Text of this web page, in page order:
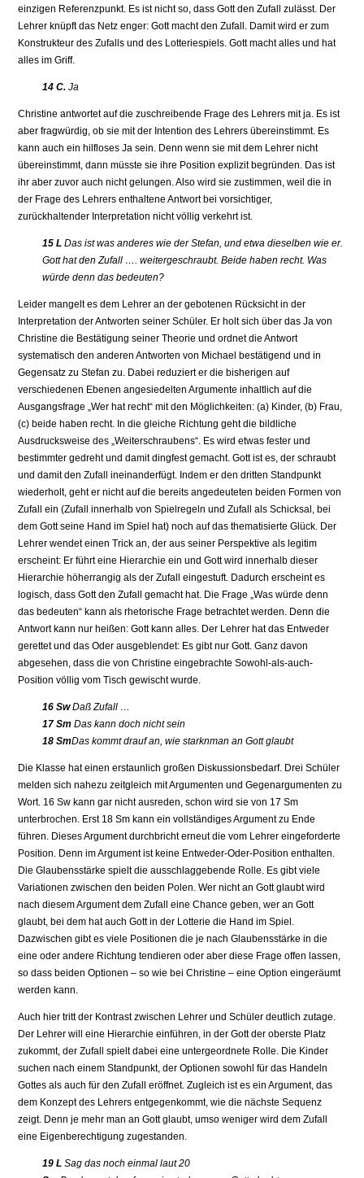
einzigen Referenzpunkt. Es ist nicht so, dass Gott den Zufall zulässt. Der
Lehrer knüpft das Netz enger: Gott macht den Zufall. Damit wird er zum
Konstrukteur des Zufalls und des Lotteriespiels. Gott macht alles und hat
alles im Griff.
14 C.Ja
Christine antwortet auf die zuschreibende Frage des Lehrers mit ja. Es ist
aber fragwürdig, ob sie mit der Intention des Lehrers übereinstimmt. Es
kann auch ein hilfloses Ja sein. Denn wenn sie mit dem Lehrer nicht
übereinstimmt, dann müsste sie ihre Position explizit begründen. Das ist
ihr aber zuvor auch nicht gelungen. Also wird sie zustimmen, weil die in
der Frage des Lehrers enthaltene Antwort bei vorsichtiger,
zurückhaltender Interpretation nicht völlig verkehrt ist.
15 L Das ist was anderes wie der Stefan, und etwa dieselben wie er.
Gott hat den Zufall …. weitergeschraubt. Beide haben recht. Was
würde denn das bedeuten?
Leider mangelt es dem Lehrer an der gebotenen Rücksicht in der
Interpretation der Antworten seiner Schüler. Er holt sich über das Ja von
Christine die Bestätigung seiner Theorie und ordnet die Antwort
systematisch den anderen Antworten von Michael bestätigend und in
Gegensatz zu Stefan zu. Dabei reduziert er die bisherigen auf
verschiedenen Ebenen angesiedelten Argumente inhaltlich auf die
Ausgangsfrage „Wer hat recht“ mit den Möglichkeiten: (a) Kinder, (b) Frau,
(c) beide haben recht. In die gleiche Richtung geht die bildliche
Ausdrucksweise des „Weiterschraubens“. Es wird etwas fester und
bestimmter gedreht und damit dingfest gemacht. Gott ist es, der schraubt
und damit den Zufall ineinanderfügt. Indem er den dritten Standpunkt
wiederholt, geht er nicht auf die bereits angedeuteten beiden Formen von
Zufall ein (Zufall innerhalb von Spielregeln und Zufall als Schicksal, bei
dem Gott seine Hand im Spiel hat) noch auf das thematisierte Glück. Der
Lehrer wendet einen Trick an, der aus seiner Perspektive als legitim
erscheint: Er führt eine Hierarchie ein und Gott wird innerhalb dieser
Hierarchie höherrangig als der Zufall eingestuft. Dadurch erscheint es
logisch, dass Gott den Zufall gemacht hat. Die Frage „Was würde denn
das bedeuten“ kann als rhetorische Frage betrachtet werden. Denn die
Antwort kann nur heißen: Gott kann alles. Der Lehrer hat das Entweder
gerettet und das Oder ausgeblendet: Es gibt nur Gott. Ganz davon
abgesehen, dass die von Christine eingebrachte Sowohl-als-auch-
Position völlig vom Tisch gewischt wurde.
16 SwDaß Zufall …
17 Sm Das kann doch nicht sein
18 SmDas kommt drauf an, wie starknman an Gott glaubt
Die Klasse hat einen erstaunlich großen Diskussionsbedarf. Drei Schüler
melden sich nahezu zeitgleich mit Argumenten und Gegenargumenten zu
Wort. 16 Sw kann gar nicht ausreden, schon wird sie von 17 Sm
unterbrochen. Erst 18 Sm kann ein vollständiges Argument zu Ende
führen. Dieses Argument durchbricht erneut die vom Lehrer eingeforderte
Position. Denn im Argument ist keine Entweder-Oder-Position enthalten.
Die Glaubensstärke spielt die ausschlaggebende Rolle. Es gibt viele
Variationen zwischen den beiden Polen. Wer nicht an Gott glaubt wird
nach diesem Argument dem Zufall eine Chance geben, wer an Gott
glaubt, bei dem hat auch Gott in der Lotterie die Hand im Spiel.
Dazwischen gibt es viele Positionen die je nach Glaubensstärke in die
eine oder andere Richtung tendieren oder aber diese Frage offen lassen,
so dass beiden Optionen – so wie bei Christine – eine Option eingeräumt
werden kann.
Auch hier tritt der Kontrast zwischen Lehrer und Schüler deutlich zutage.
Der Lehrer will eine Hierarchie einführen, in der Gott der oberste Platz
zukommt, der Zufall spielt dabei eine untergeordnete Rolle. Die Kinder
suchen nach einem Standpunkt, der Optionen sowohl für das Handeln
Gottes als auch für den Zufall eröffnet. Zugleich ist es ein Argument, das
dem Konzept des Lehrers entgegenkommt, wie die nächste Sequenz
zeigt. Denn je mehr man an Gott glaubt, umso weniger wird dem Zufall
eine Eigenberechtigung zugestanden.
19 L Sag das noch einmal laut 20